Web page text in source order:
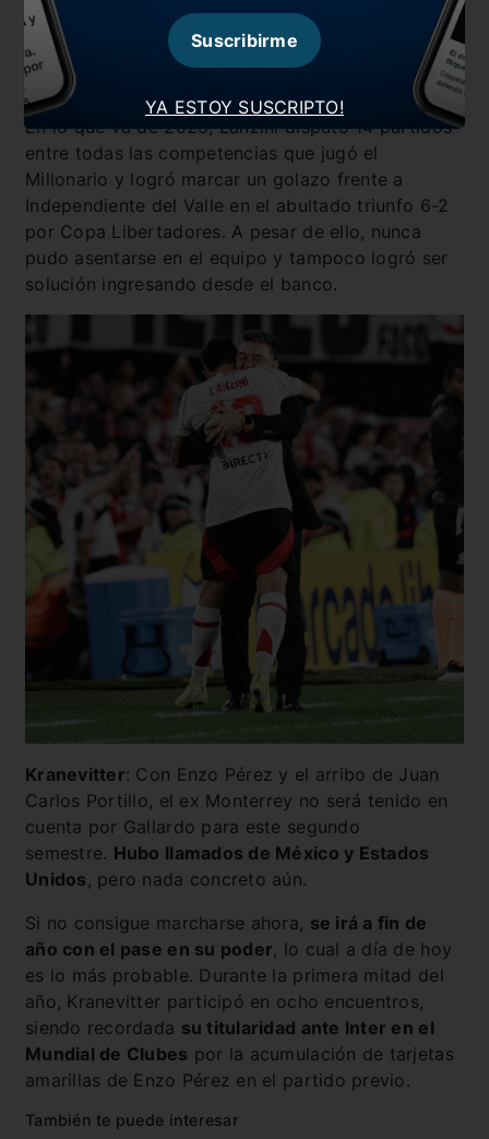
aceptar las pretensiones salariales
Manu.
Todo indica que continuará hasta
diciembre
En lo que va de 2025, Lanzini disputó 14 partidos
entre todas las competencias que jugó el
Millonario y logró marcar un golazo frente a
Independiente del Valle en el abultado triunfo 6-2
por Copa Libertadores. A pesar de ello, nunca
pudo asentarse en el equipo y tampoco logró ser
solución ingresando desde el banco.
Kranevitter: Con Enzo Pérez y el arribo de Juan
Carlos Portillo, el ex Monterrey no será tenido en
cuenta por Gallardo para este segundo
semestre. Hubo llamados de México y Estados
Unidos , pero nada concreto aún.
Si no consigue marcharse ahora, se irá a fin de
año con el pase en su poder, lo cual a día de hoy
es lo más probable. Durante la primera mitad del
año, Kranevitter participó en ocho encuentros,
siendo recordada su titularidad ante Inter en el
Mundial de Clubes por la acumulación de tarjetas
amarillas de Enzo Pérez en el partido previo.
También te puede interesar
YA ESTOY SUSCRIPTO!
Suscribirme